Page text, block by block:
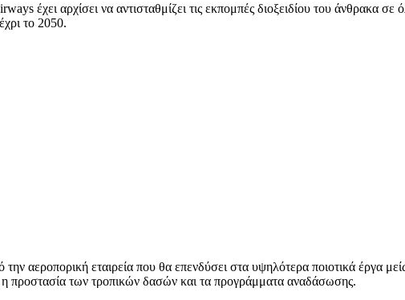
έχει αρχίσει να αντισταθμίζει τις εκπομπές διοξειδίου του άνθρακα σε
το 2050.
την αεροπορική εταιρεία που θα επενδύσει στα υψηλότερα ποιοτικά
η προστασία των τροπικών δασών και τα προγράμματα αναδάσωσης.